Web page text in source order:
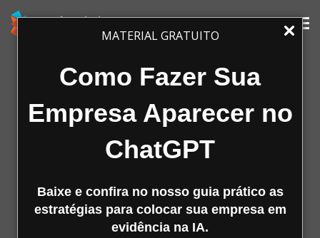
MATERIAL GRATUITO
Como Fazer Sua
Empresa Aparecer no
ChatGPT
Baixe e confira no nosso guia prático as
estratégias para colocar sua empresa em
evidência na IA.
A Mestre
Agência